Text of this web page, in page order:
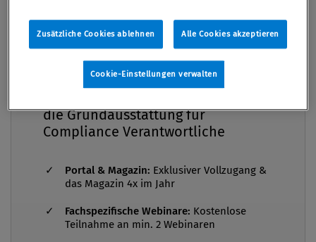
Sie kennen die Gesetzeslage:
nationale, internationale, aber auch interne
Vorschriften oder freiwillige Verhaltensregeln im
Klagen, Reputationsverlust durch Fehler im Umgang
mit sensiblen, personenbezogenen Daten,
Datenherausgabe bei Untersuchungen,
Datendiebstahl – ob durch Externe oder eigene
Compliance Praxis Premium
die Grundausstattung für
Compliance Verantwortliche
Portal & Magazin: Exklusiver Vollzugang &
das Magazin 4x im Jahr
Fachspezifische Webinare: Kostenlose
Teilnahme an min. 2 Webinaren
Zusätzliche Cookies ablehnen Alle Cookies akzeptieren
Cookie-Einstellungen verwalten